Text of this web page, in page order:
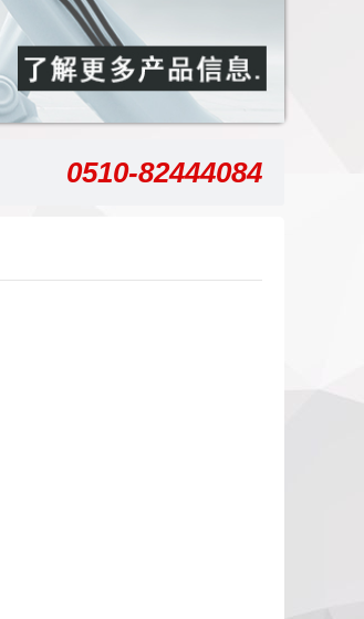
0510-82444084